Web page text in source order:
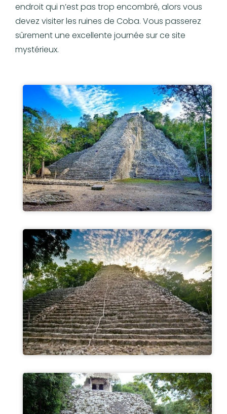
endroit qui n’est pas trop encombré, alors vous
devez visiter les ruines de Coba. Vous passerez
sûrement une excellente journée sur ce site
mystérieux.